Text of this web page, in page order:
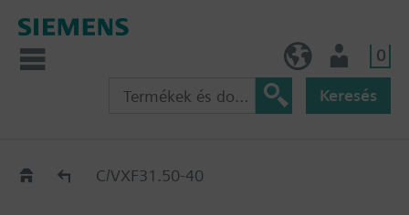
0
Keresés
Régi-Új Kiváltási segédlet
C/VXF31.50-40